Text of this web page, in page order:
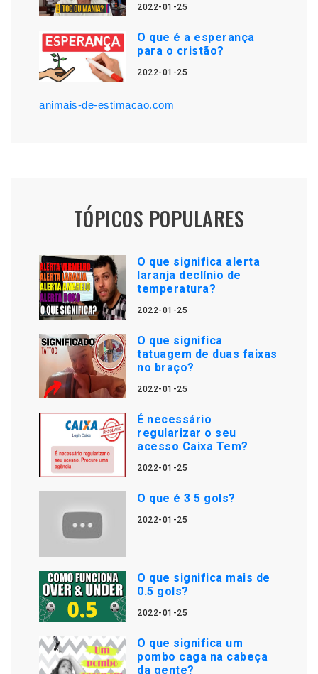
2022-01-25
O que é a esperança
para o cristão?
2022-01-25
animais-de-estimacao.com
TÓPICOS POPULARES
O que significa alerta
laranja declínio de
temperatura?
2022-01-25
O que significa
tatuagem de duas faixas
no braço?
2022-01-25
É necessário
regularizar o seu
acesso Caixa Tem?
2022-01-25
O que é 3 5 gols?
2022-01-25
O que significa mais de
0.5 gols?
2022-01-25
O que significa um
pombo caga na cabeça
da gente?